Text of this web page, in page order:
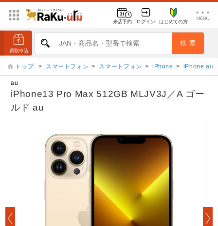
来店予約 ログイン はじめての方
トップ > スマートフォン > スマートフォン > iPhone > iPhone au
au
iPhone13 Pro Max 512GB MLJV3J／A ゴー
ルド au